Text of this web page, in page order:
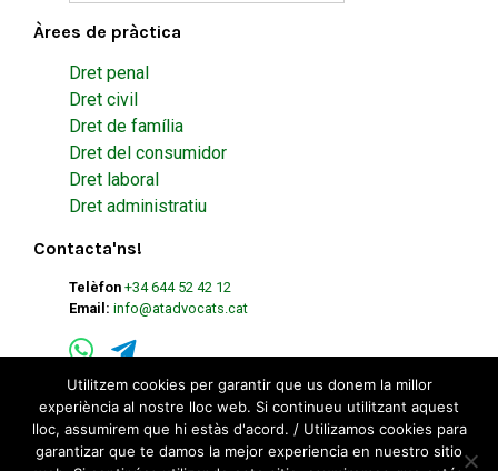
Àrees de pràctica
Dret penal
Dret civil
Dret de família
Dret del consumidor
Dret laboral
Dret administratiu
Contacta'ns!
Telèfon +34 644 52 42 12
Email: info@atadvocats.cat
Utilitzem cookies per garantir que us donem la millor
experiència al nostre lloc web. Si continueu utilitzant aquest
lloc, assumirem que hi estàs d'acord. / Utilizamos cookies para
garantizar que te damos la mejor experiencia en nuestro sitio